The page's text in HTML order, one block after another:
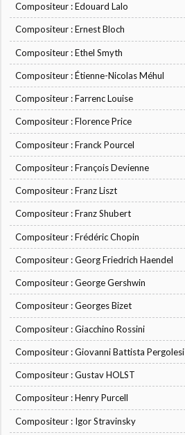
Compositeur : Edouard Lalo
Compositeur : Ernest Bloch
Compositeur : Ethel Smyth
Compositeur : Étienne-Nicolas Méhul
Compositeur : Farrenc Louise
Compositeur : Florence Price
Compositeur : Franck Pourcel
Compositeur : François Devienne
Compositeur : Franz Liszt
Compositeur : Franz Shubert
Compositeur : Frédéric Chopin
Compositeur : Georg Friedrich Haendel
Compositeur : George Gershwin
Compositeur : Georges Bizet
Compositeur : Giacchino Rossini
Compositeur : Giovanni Battista Pergolesi
Compositeur : Gustav HOLST
Compositeur : Henry Purcell
Compositeur : Igor Stravinsky